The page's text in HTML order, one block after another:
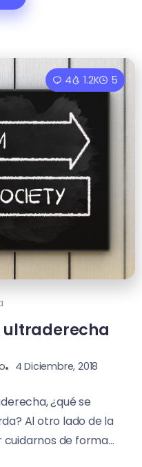
4 1.2K 5
ultraderecha
4 Diciembre, 2018
¿qué se
Al otro lado de la
de forma...